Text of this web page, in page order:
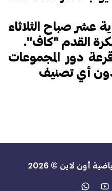
عشر صباح الثلاثاء
لكرة القدم "كاف".
دور المجموعات
أون لاين © 2026